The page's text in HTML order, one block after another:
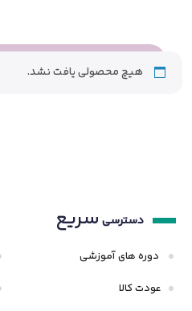
هیچ محصولی یافت نشد.
دسترسی سریع
دوره های آموزشی
عودت کالا